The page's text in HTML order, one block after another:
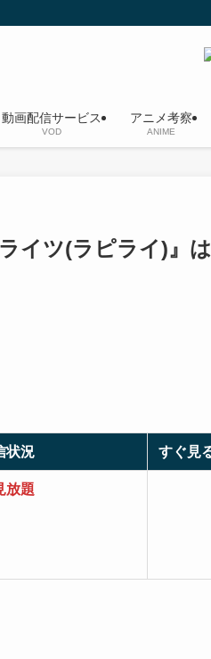
動画配信サービス
VOD
アニメ考察
ANIME
イツ(ラピライ)』
状況 すぐ見
題